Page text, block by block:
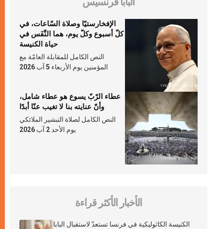
الإفخارستيّا وصلاة السّاعات، في
كلّ أسبوع وكلّ يوم، هما النَّفَس في
حياة الكنيسة
النص الكامل للمقابلة العامّة مع
المؤمنين يوم الأربعاء 5 آب 2026
عطاء الرّبّ يسوع هو عطاء شامل،
وأنّ عنايته بنا لا تغيب عنّا أبدًا
النص الكامل لصلاة التبشير الملائكي
يوم الأحد 2 آب 2026
الأخبار الأكثر قراءة
الكنيسة الكاثوليكية في فرنسا تستعدّ لاستقبال البابا